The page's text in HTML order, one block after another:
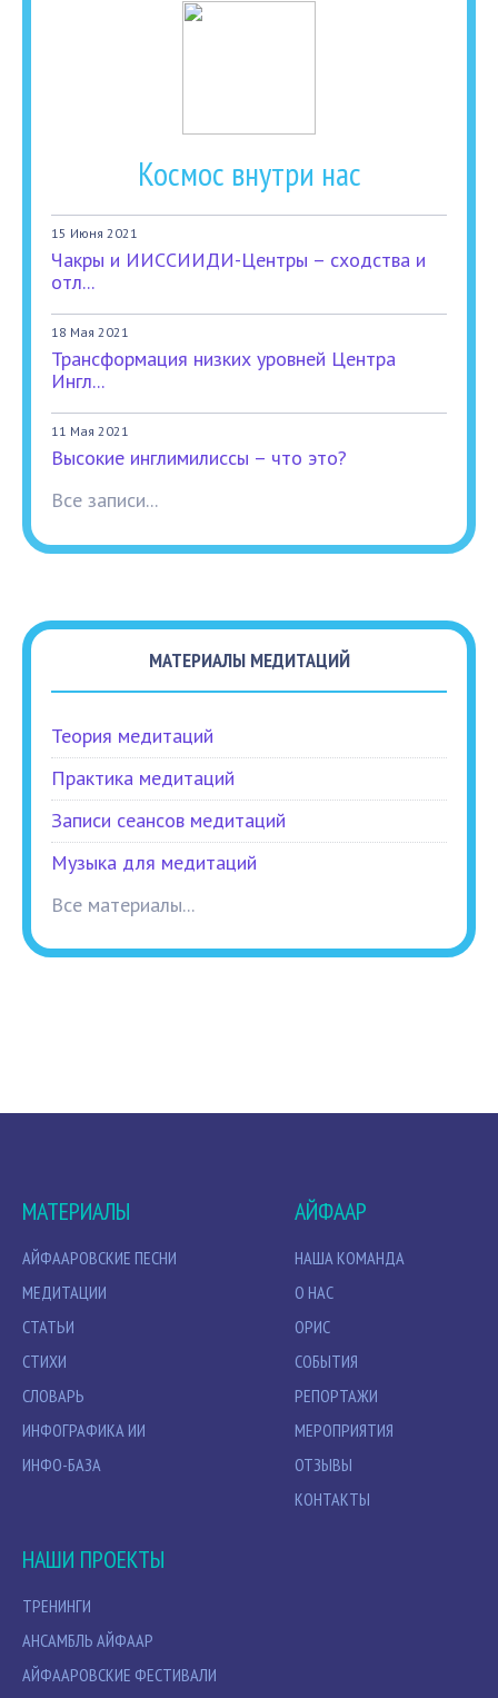
Космос внутри нас
15 Июня 2021
Чакры и ИИССИИДИ-Центры – сходства и
отл...
18 Мая 2021
Трансформация низких уровней Центра
Ингл...
11 Мая 2021
Высокие инглимилиссы – что это?
Все записи...
МАТЕРИАЛЫ МЕДИТАЦИЙ
Теория медитаций
Практика медитаций
Записи сеансов медитаций
Музыка для медитаций
Все материалы...
МАТЕРИАЛЫ
АЙФААРОВСКИЕ ПЕСНИ
МЕДИТАЦИИ
СТАТЬИ
СТИХИ
СЛОВАРЬ
ИНФОГРАФИКА ИИ
ИНФО-БАЗА
АЙФААР
НАША КОМАНДА
О НАС
ОРИС
СОБЫТИЯ
РЕПОРТАЖИ
МЕРОПРИЯТИЯ
ОТЗЫВЫ
КОНТАКТЫ
НАШИ ПРОЕКТЫ
ТРЕНИНГИ
АНСАМБЛЬ АЙФААР
АЙФААРОВСКИЕ ФЕСТИВАЛИ